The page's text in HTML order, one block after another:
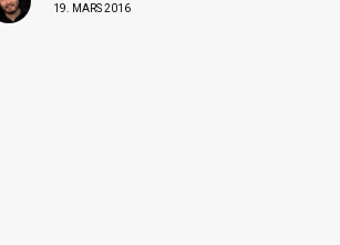
19. MARS 2016